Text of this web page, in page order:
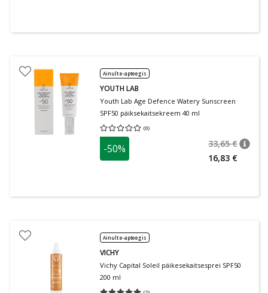
Ainult e-apteegis
YOUTH LAB
Youth Lab Age Defence Watery Sunscreen
SPF50 päiksekaitsekreem 40 ml
(0)
Keskmine hinnang 0.00
-50% 33,65 €
16,83 €
Ainult e-apteegis
VICHY
Vichy Capital Soleil päikesekaitsesprei SPF50
200 ml